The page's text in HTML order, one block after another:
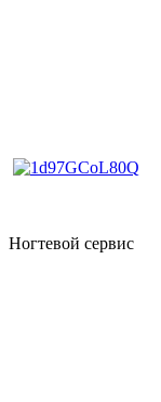
Ногтевой сервис